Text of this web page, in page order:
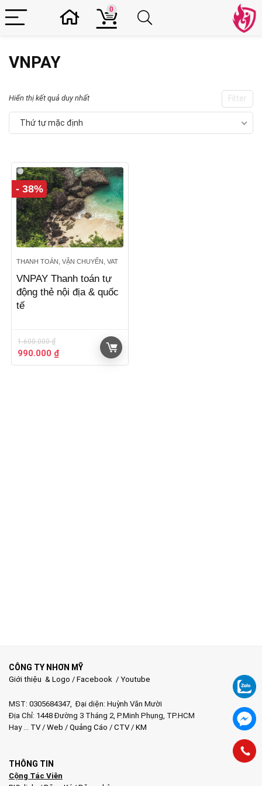
0
VNPAY
Filter
Hiển thị kết quả duy nhất
Thứ tự mặc định
- 38%
THANH TOÁN, VẬN CHUYỂN, VAT
VNPAY Thanh toán tự
động thẻ nội địa & quốc
tế
1.600.000₫
Giá
gốc
990.000 ₫Giá
hiện
CÔNG TY NHƠN MỸ
Giới thiệu & Logo / Facebook / Youtube
MST: 0305684347, Đại diện: Huỳnh Văn Mười
Địa Chỉ: 1448 Đường 3 Tháng 2, P.Minh Phụng, TP.HCM
Hay … TV/ Web / Quảng Cáo / CTV/ KM
THÔNG TIN
Cộng Tác Viên